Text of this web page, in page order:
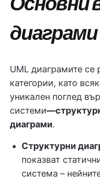
диаграми
UML диаграмите се
категории, като
уникален поглед
системи
диаграми.
Структурни
показват
система –